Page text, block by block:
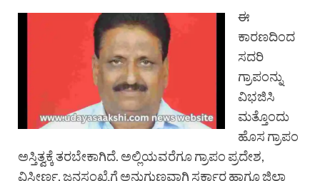
ಈ
ಕಾರಣದಿಂದ
ಸದರಿ
ಗ್ರಾಪಂನ್ನು
ವಿಭಜಿಸಿ
ಮತ್ತೊಂದು
ಹೊಸ ಗ್ರಾಪಂ
ಅಸ್ತಿತ್ವಕ್ಕೆ ತರಬೇಕಾಗಿದೆ. ಅಲ್ಲಿಯವರೆಗೂ ಗ್ರಾಪಂ ಪ್ರದೇಶ,
ವಿಸ್ತೀರ್ಣ, ಜನಸಂಖ್ಯೆಗೆ ಅನುಗುಣವಾಗಿ ಸರ್ಕಾರ ಹಾಗೂ ಜಿಲ್ಲಾ